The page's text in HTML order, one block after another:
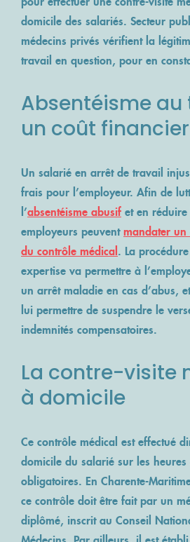
NOS
VOS
REVUE DE
QUALITÉ ISO
ACCÈS MÉDECIN
Lancer un
domicile des salariés. Secteur
médecins privés vérifient la
travail en question, pour en
Absentéisme au
un coût financier
Un salarié en arrêt de travail
frais pour l’employeur. Afin de
l’absentéisme abusif et en
employeurs peuventmandater
du contrôle médical . La
expertise va permettre à
un arrêt maladie en cas d’abus,
lui permettre de suspendre le
indemnités compensatoires.
La contre-visite
à domicile
Ce contrôle médical est effectué
domicile du salarié sur les heures
obligatoires. En Charente-
ce contrôle doit être fait par un
diplômé, inscrit au Conseil